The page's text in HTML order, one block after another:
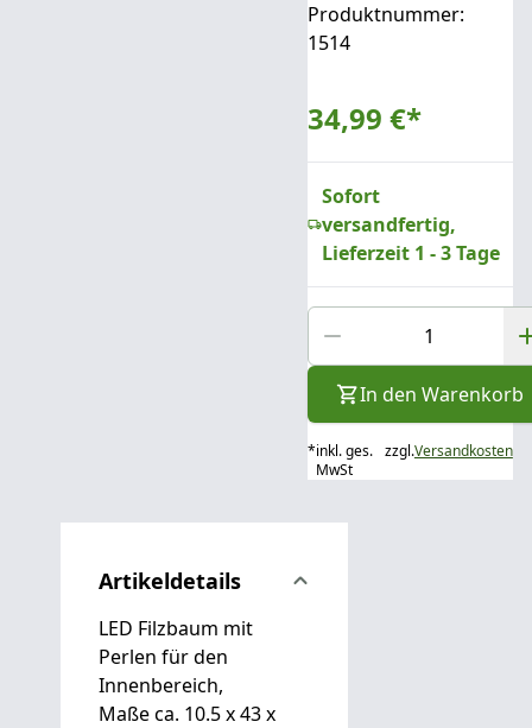
Produktnummer:
1514
34,99 €*
Sofort
versandfertig,
Lieferzeit 1 - 3 Tage
In den Warenkorb
*inkl. ges.
MwSt
zzgl.Versandkosten
Artikeldetails
LED Filzbaum mit
Perlen für den
Innenbereich,
Maße ca. 10.5 x 43 x